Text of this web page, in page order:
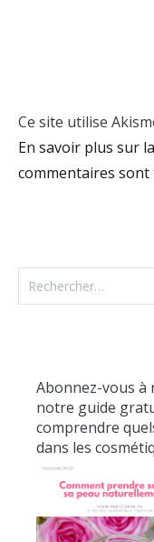
Ce site utilise
En savoir plus sur
commentaires sont
Rechercher :
Abonnez-vous à
notre guide
comprendre
dans les